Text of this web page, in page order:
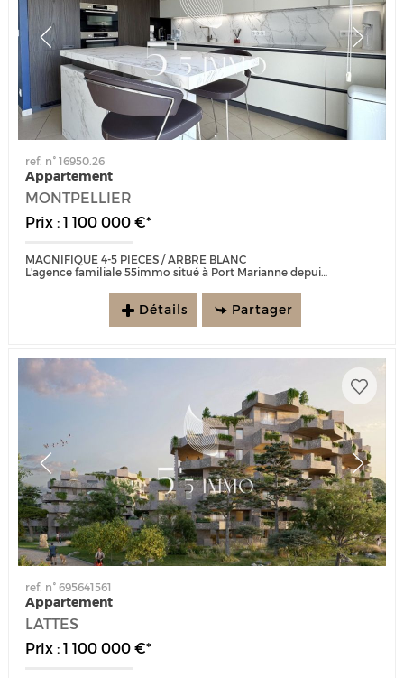
ref. n° 16950.26
Appartement
MONTPELLIER
Prix : 1 100 000 €*
MAGNIFIQUE 4-5 PIECES / ARBRE BLANC
L'agence familiale 55immo situé à Port Marianne depuis 25 ans est heureuse de vous présenter cet appartement d'exception...
Détails Partager
ref. n° 695641561
Appartement
LATTES
Prix : 1 100 000 €*